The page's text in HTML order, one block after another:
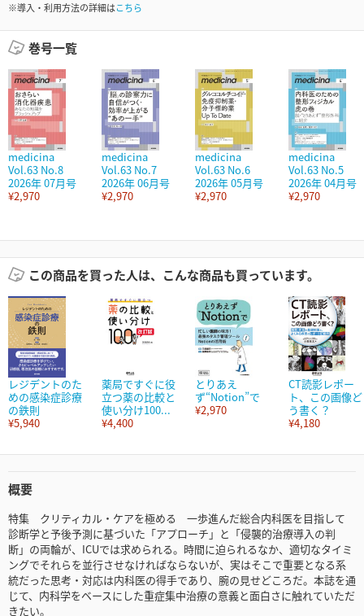
※導入・利用方法の詳細はこちら
巻号一覧
medicina
Vol.63 No.8
2026年 07月号
¥2,970
medicina
Vol.63 No.7
2026年 06月号
¥2,970
medicina
Vol.63 No.6
2026年 05月号
¥2,970
medicina
Vol.63 No.5
2026年 04月号
¥2,970
この商品を買った人は、こんな商品も買っています。
レジデントのた
めの感染症診療
の鉄則
¥5,940
薬局ですぐに役
立つ薬の比較と
使い分け100...
¥4,400
とりあえ
ず“Notion”で
¥2,970
CT読影レポー
ト、この画像ど
う書く？
¥4,180
概要
特集 クリティカル・ケアを極める 一歩進んだ総合内科医を目指して
診断学と予後予測に基づいた「アプローチ」と「侵襲的治療導入の判
断」の両輪が、ICUでは求められる。時間に迫られるなか、適切なタイミ
ングでそれらを並行させなければならないが、実はそこで重要となる系
統だった思考・対応は内科医の得手であり、腕の見せどころだ。本誌を通
じて、内科学をベースにした重症集中治療の意義と面白さに触れていただ
きたい。